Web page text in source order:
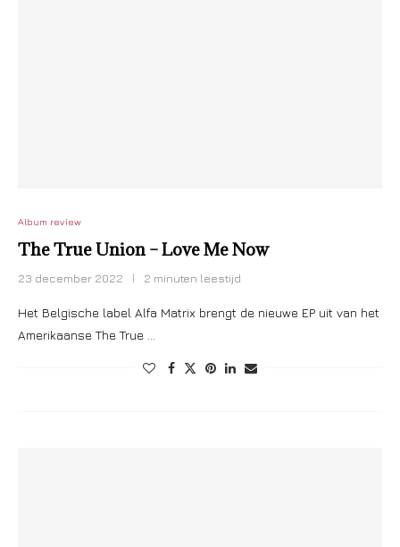
Album review
The True Union – Love Me Now
23 december 2022 2 minuten leestijd
Het Belgische label Alfa Matrix brengt de nieuwe EP uit van het
Amerikaanse The True …